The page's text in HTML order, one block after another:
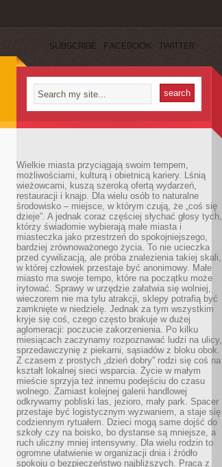
SUBSCRIBE FACEBOOK TWITTER
Wielkie miasta przyciągają swoim tempem,
możliwościami, kulturą i obietnicą kariery. Lśnią
wieżowcami, kuszą szeroką ofertą wydarzeń,
restauracji i knajp. Dla wielu osób to naturalne
środowisko – miejsce, w którym czują, że „coś się
dzieje”. A jednak coraz częściej słychać głosy tych,
którzy świadomie wybierają małe miasta i
miasteczka jako przestrzeń do spokojniejszego,
bardziej zrównoważonego życia. To nie ucieczka
przed cywilizacją, ale próba znalezienia takiej skali,
w której człowiek przestaje być anonimowy. Małe
miasto ma swoje tempo, które na początku może
irytować. Sprawy w urzędzie załatwia się wolniej,
wieczorem nie ma tylu atrakcji, sklepy potrafią być
zamknięte w niedzielę. Jednak za tym wszystkim
kryje się coś, czego często brakuje w dużej
aglomeracji: poczucie zakorzenienia. Po kilku
miesiącach zaczynamy rozpoznawać ludzi na ulicy,
sprzedawczynię z piekarni, sąsiadów z bloku obok.
Z czasem z prostych „dzień dobry” rodzi się coś na
kształt lokalnej sieci wsparcia. Życie w małym
mieście sprzyja też innemu podejściu do czasu
wolnego. Zamiast kolejnej galerii handlowej
odkrywamy pobliski las, jezioro, mały park. Spacer
przestaje być logistycznym wyzwaniem, a staje się
codziennym rytuałem. Dzieci mogą same dojść do
szkoły czy na boisko, bo dystanse są mniejsze, a
ruch uliczny mniej intensywny. Dla wielu rodzin to
ogromne ułatwienie w organizacji dnia i źródło
spokoju o bezpieczeństwo najbliższych. Praca z